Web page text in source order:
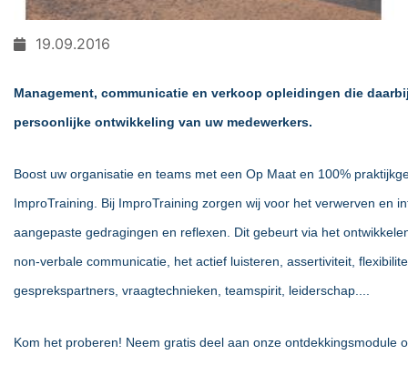
19.09.2016
Management, communicatie en verkoop opleidingen die
persoonlijke ontwikkeling van uw medewerkers.
Boost uw organisatie en teams met een Op Maat en 100%
ImproTraining. Bij ImproTraining zorgen wij voor het verwerven en
aangepaste gedragingen en reflexen. Dit gebeurt via het
non-verbale communicatie, het actief luisteren, assertiviteit,
gesprekspartners, vraagtechnieken, teamspirit, leiderschap....
Kom het proberen! Neem gratis deel aan onze ontdekkingsmodule